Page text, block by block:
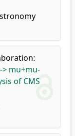
:
mu+mu-
of CMS